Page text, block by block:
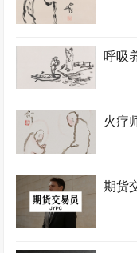
呼吸
火疗
期货